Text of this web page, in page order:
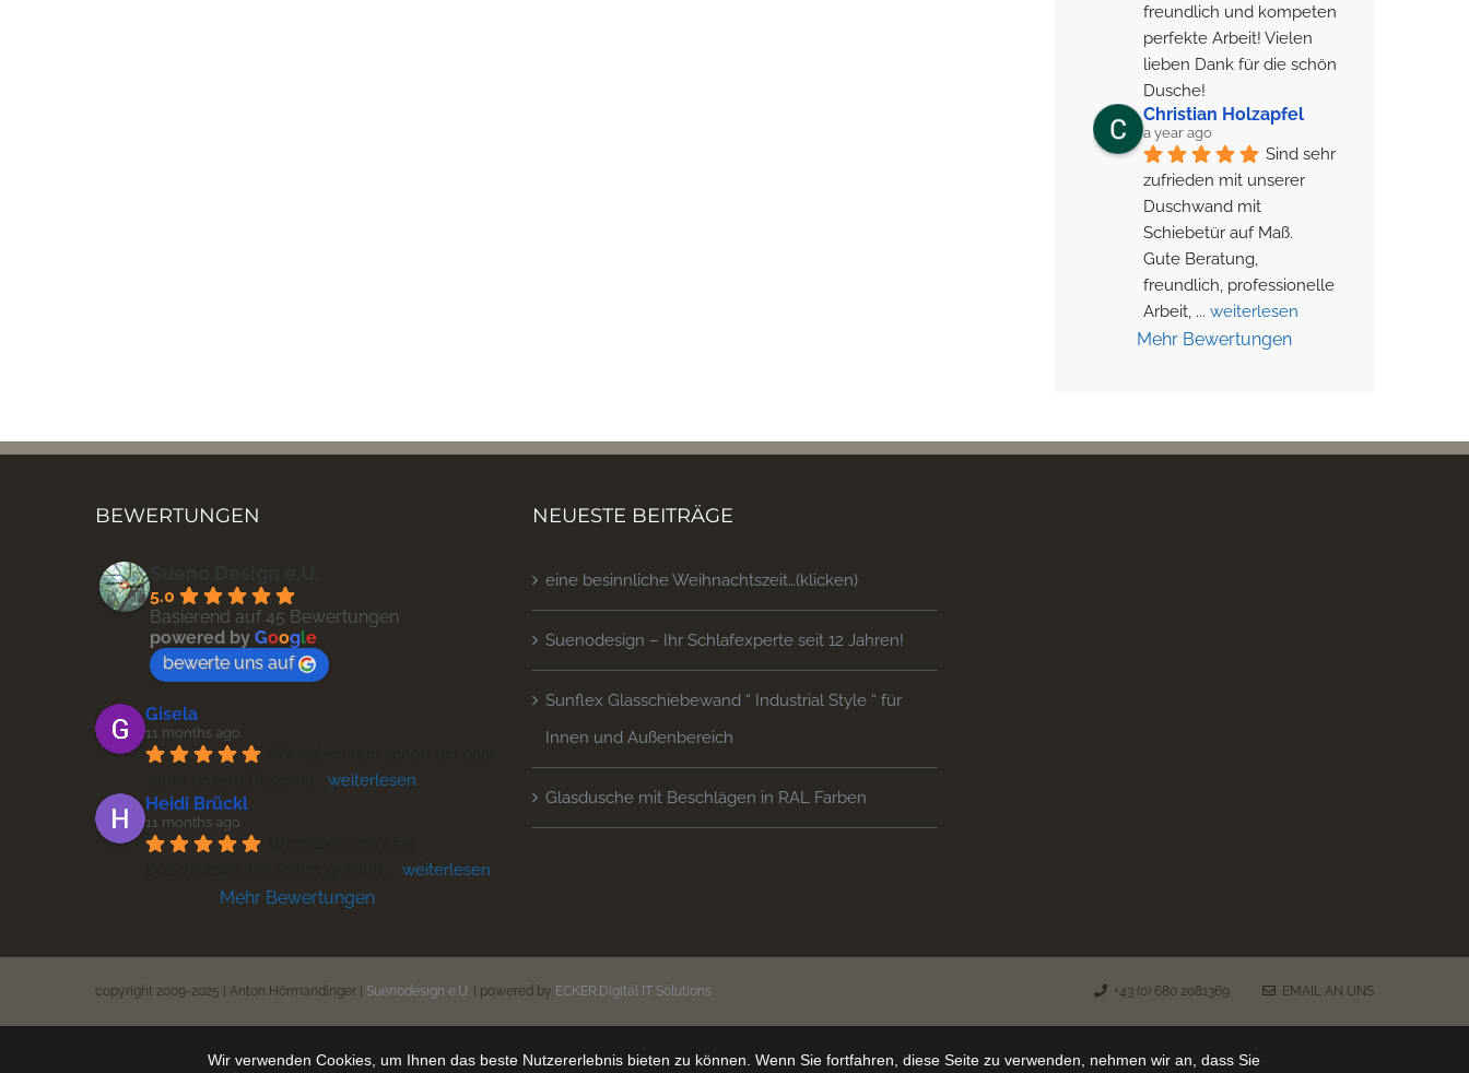
freundlich und kompetent,
perfekte Arbeit! Vielen
lieben Dank für die schöne
Dusche!
Christian Holzapfel
a year ago
Sind sehr
zufrieden mit unserer
Duschwand mit
Schiebetür auf Maß.
Gute Beratung,
freundlich, professionelle
Arbeit, ... weiterlesen
Mehr Bewertungen
BEWERTUNGEN
5.0
Basierend auf 45 Bewertungen
powered by Google
bewerte uns auf
Gisela
11 months ago
weiterlesen
Heidi Brückl
11 months ago
weiterlesen
Mehr Bewertungen
NEUESTE BEITRÄGE
eine besinnliche Weihnachtszeit…(klicken)
Suenodesign – Ihr Schlafexperte seit 12 Jahren!
Sunflex Glasschiebewand “ Industrial Style “ für
Innen und Außenbereich
Glasdusche mit Beschlägen in RAL Farben
copyright 2009-2025 | Anton Hörmandinger | Suenodesign e.U. | powered by ECKER.Digital IT Solutions +43 (0) 680 2081369 EMAIL AN UNS
Wir verwenden Cookies, um Ihnen das beste Nutzererlebnis bieten zu können. Wenn Sie fortfahren, diese Seite zu verwenden, nehmen wir an, dass Sie